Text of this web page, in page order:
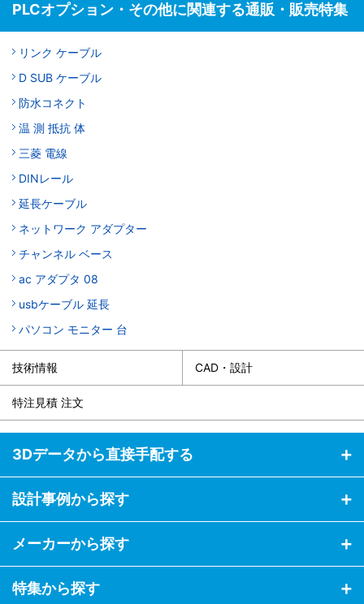
PLCオプション・その他に関連する通販・販売特集
リンク ケーブル
D SUB ケーブル
防水コネクト
温 測 抵抗 体
三菱 電線
DINレール
延長ケーブル
ネットワーク アダプター
チャンネル ベース
ac アダプタ 08
usbケーブル 延長
パソコン モニター 台
技術情報 CAD・設計
特注見積 注文
3Dデータから直接手配する
設計事例から探す
メーカーから探す
特集から探す